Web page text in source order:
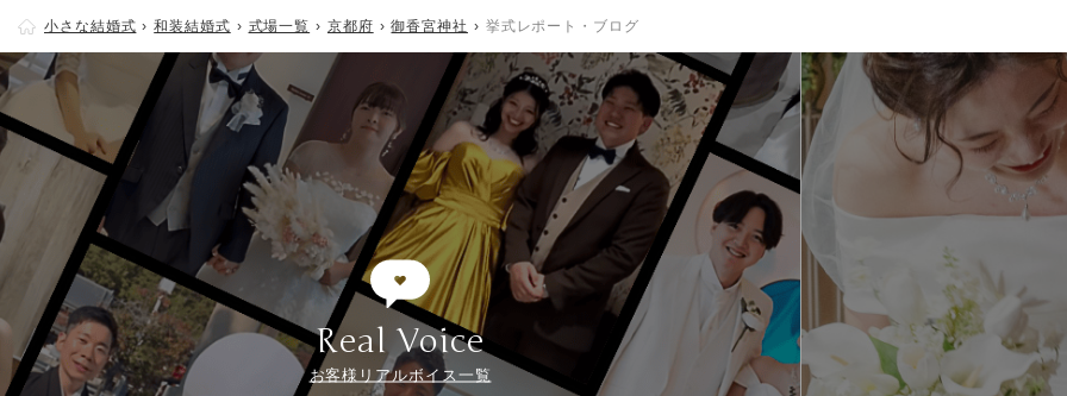
小さな結婚式 和装結婚式 式場一覧 京都府 御香宮神社 挙式レポート・ブログ
Real Voice
お客様リアルボイス一覧